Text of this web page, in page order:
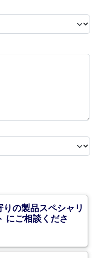
りの製品スペシャリ
にご相談くださ